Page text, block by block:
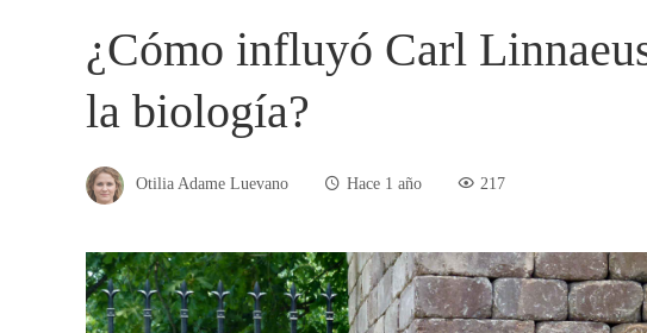
¿Cómo influyó Carl
la biología?
Otilia Adame Luevano Hace 1 año 217